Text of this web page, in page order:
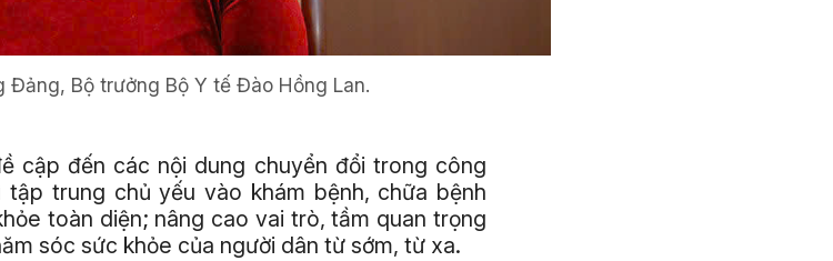
Đảng, Bộ trưởng Bộ Y tế Đào Hồng Lan.
cập đến các nội dung chuyển đổi trong công
trung chủ yếu vào khám bệnh, chữa bệnh
toàn diện; nâng cao vai trò, tầm quan trọng
sóc sức khỏe của người dân từ sớm, từ xa.